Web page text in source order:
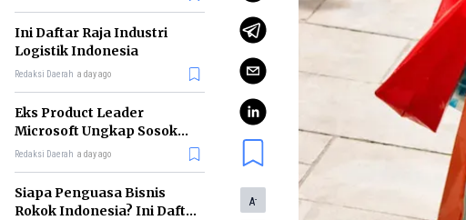
Ini Daftar Raja Industri
Logistik Indonesia
Redaksi Daerah a day ago
Eks Product Leader
Microsoft Ungkap Sosok
yang Paling Cocok
Redaksi Daerah a day ago
Siapa Penguasa Bisnis
Rokok Indonesia? Ini Daftar
A-